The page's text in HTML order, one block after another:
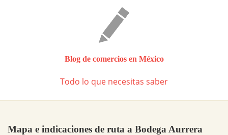
Blog de comercios en México
Todo lo que necesitas saber
Mapa e indicaciones de ruta a Bodega Aurrera